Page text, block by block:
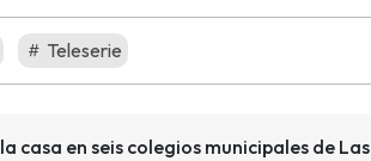
Teleserie
casa en seis colegios municipales de Las